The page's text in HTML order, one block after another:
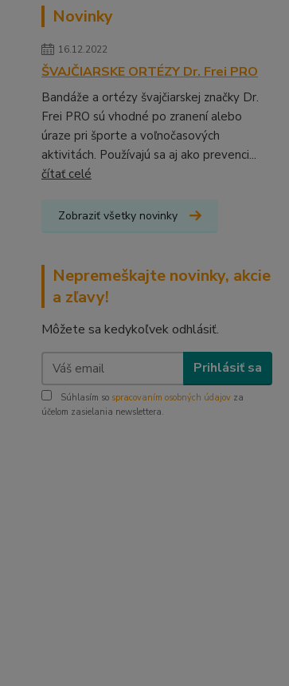
Novinky
16.12.2022
ŠVAJČIARSKE ORTÉZY Dr. Frei PRO
Bandáže a ortézy švajčiarskej značky Dr.
Frei PRO sú vhodné po zranení alebo
úraze pri športe a voľnočasových
aktivitách. Používajú sa aj ako prevenci...
čítať celé
Zobraziť všetky novinky
Nepremeškajte novinky, akcie
a zľavy!
Môžete sa kedykoľvek odhlásiť.
Prihlásiť sa
Súhlasím so spracovaním osobných údajov za
účelom zasielania newslettera.